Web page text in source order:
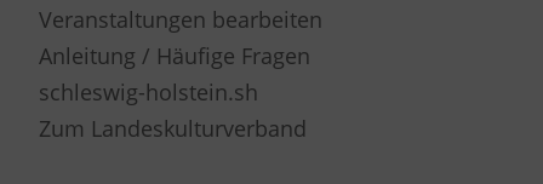
Veranstaltungen bearbeiten
Anleitung / Häufige Fragen
schleswig-holstein.sh
Zum Landeskulturverband